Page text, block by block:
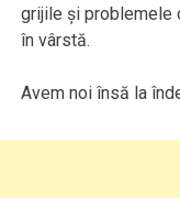
grijile şi problemele
în vârstă.
Avem noi însă la